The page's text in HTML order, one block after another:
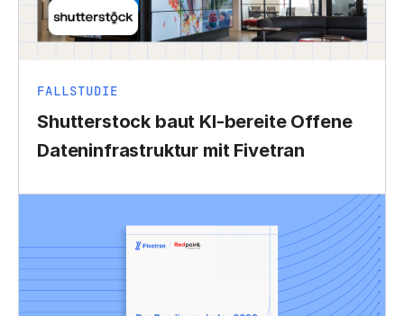
FALLSTUDIE
Shutterstock baut KI-bereite Offene
Dateninfrastruktur mit Fivetran